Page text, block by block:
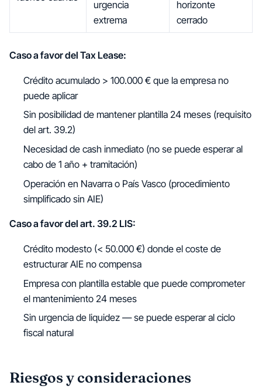
urgencia
extrema
horizonte
cerrado
Caso a favor del Tax Lease:
Crédito acumulado > 100.000 € que la empresa no
puede aplicar
Sin posibilidad de mantener plantilla 24 meses (requisito
del art. 39.2)
Necesidad de cash inmediato (no se puede esperar al
cabo de 1 año + tramitación)
Operación en Navarra o País Vasco (procedimiento
simplificado sin AIE)
Caso a favor del art. 39.2 LIS:
Crédito modesto (< 50.000 €) donde el coste de
estructurar AIE no compensa
Empresa con plantilla estable que puede comprometer
el mantenimiento 24 meses
Sin urgencia de liquidez — se puede esperar al ciclo
fiscal natural
Riesgos y consideraciones